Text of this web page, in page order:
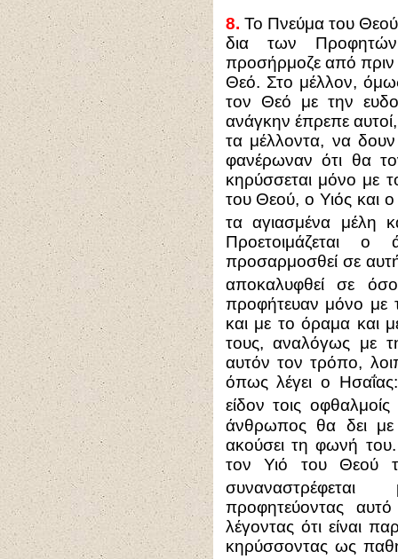
8. Το Πνεύμα του
δια των
προσήρμοζε από πριν
Θεό. Στο μέλλον,
τον Θεό με την
ανάγκην έπρεπε
τα μέλλοντα, να δουν
φανέρωναν ότι θα
κηρύσσεται μόνο με
του Θεού, ο Υιός και
τα αγιασμένα μέλη
Προετοιμάζεται ο
προσαρμοσθεί σε
αποκαλυφθεί σε
προφήτευαν μόνο με
και με το όραμα και
τους, αναλόγως με
αυτόν τον τρόπο,
όπως λέγει ο
είδον τοις
άνθρωπος θα δει
ακούσει τη φωνή
τον Υιό του Θεού
προφητεύοντας
λέγοντας ότι είναι
κηρύσσοντας ως